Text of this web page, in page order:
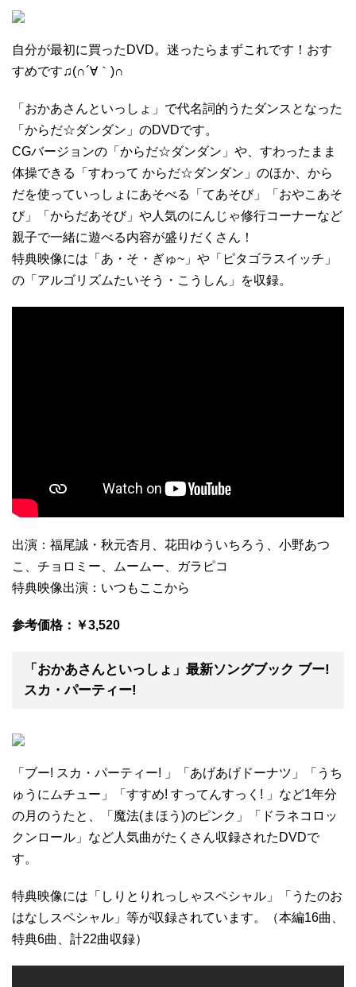
自分が最初に買ったDVD。迷ったらまずこれです！おす
すめです♫(∩´∀｀)∩
「おかあさんといっしょ」で代名詞的うたダンスとなった
「からだ☆ダンダン」のDVDです。
CGバージョンの「からだ☆ダンダン」や、すわったまま
体操できる「すわって からだ☆ダンダン」のほか、から
だを使っていっしょにあそべる「てあそび」「おやこあそ
び」「からだあそび」や人気のにんじゃ修行コーナーなど
親子で一緒に遊べる内容が盛りだくさん！
特典映像には「あ・そ・ぎゅ~」や「ピタゴラスイッチ」
の「アルゴリズムたいそう・こうしん」を収録。
出演：福尾誠・秋元杏月、花田ゆういちろう、小野あつ
こ、チョロミー、ムームー、ガラピコ
特典映像出演：いつもここから
参考価格：￥3,520
「おかあさんといっしょ」最新ソングブック ブー!
スカ・パーティー!
「ブー! スカ・パーティー! 」「あげあげドーナツ」「うち
ゅうにムチュー」「すすめ! すってんすっく! 」など1年分
の月のうたと、「魔法(まほう)のピンク」「ドラネコロッ
クンロール」など人気曲がたくさん収録されたDVDで
す。
特典映像には「しりとりれっしゃスペシャル」「うたのお
はなしスペシャル」等が収録されています。（本編16曲、
特典6曲、計22曲収録）